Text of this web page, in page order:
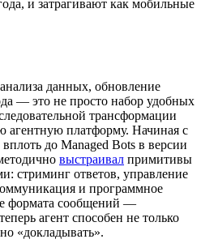
и затрагивают как мобильные
данных, обновление
— это не просто набор удобных
трансформации
агентную платформу. Начиная с
до Managed Bots в версии
выстраивал примитивы
стриминг ответов, управление
и программное
формата сообщений —
агент способен не только
«докладывать».